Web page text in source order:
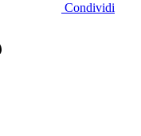
Condividi